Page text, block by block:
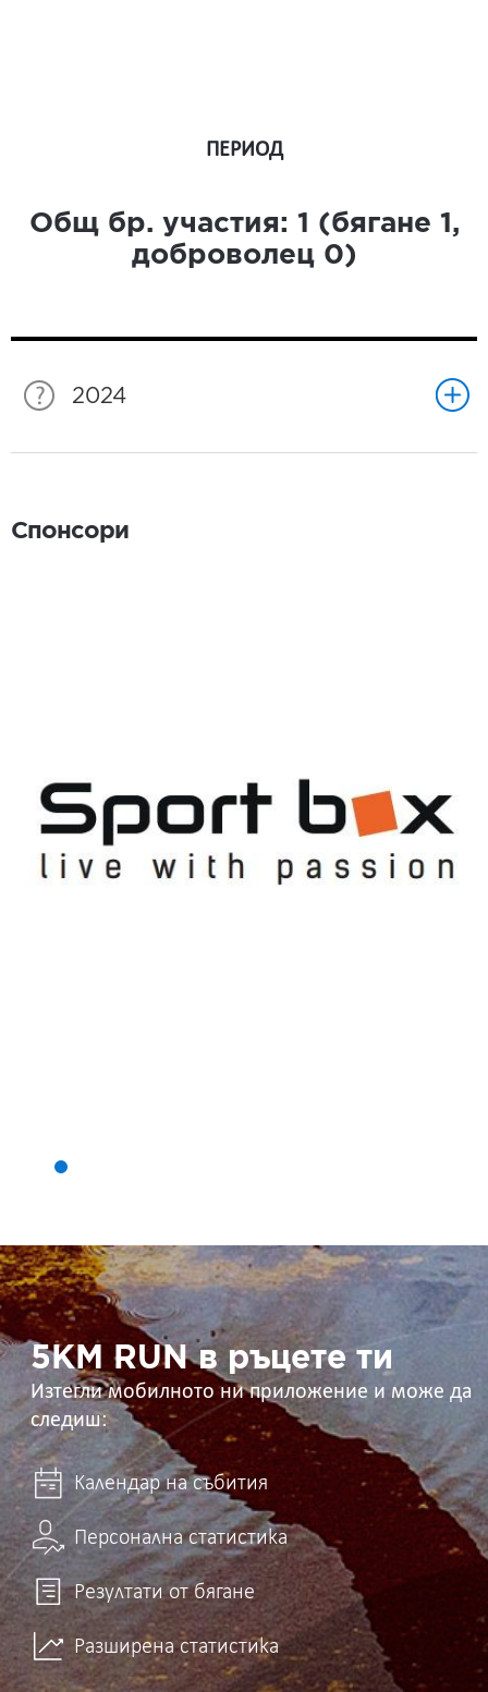
ПЕРИОД
Общ бр. участия: 1 (бягане 1 ,
доброволец 0)
2024
Спонсори
5KM
RUN
в
ръцете
ти 5KM RUN в ръцете ти
Изтегли мобилното ни приложение и може да
следиш:
Календар на събития
Персонална статистика
Резултати от бягане
Разширена статистика